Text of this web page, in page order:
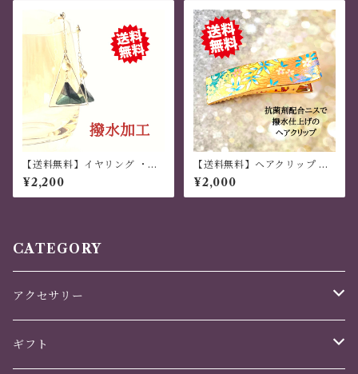
【送料無料】イヤリング ・ピ
アス 「幸菱」三枚組 菱形モチ
ーフ 千歳緑
¥2,200
【送料無料】ヘアクリップ 大
きめ しっかり おしゃれ 金属製
和風 ハンドメイド 虹色
¥2,000
CATEGORY
アクセサリー
かんざし
ギフト